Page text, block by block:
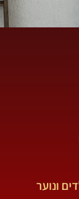
ונוער